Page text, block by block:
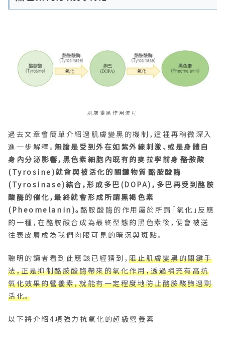
肌膚變黑作用流程
過去文章曾簡單介紹過肌膚變黑的機制，這裡再稍微深入
進一步解釋。 無論是受到外在如紫外線刺激、或是身體自
身內分泌影響，黑色素細胞內既有的麥拉寧前身――酪胺酸
(Tyrosine)就會與被活化的關鍵物質――酪胺酸酶
(Tyrosinase)結合，形成多巴(DOPA)，多巴再受到酪胺
酸酶的催化，最終就會形成所謂黑褐色素
(Pheomelanin)。 酪胺酸酶的作用屬於所謂「氧化」反應
的一種，在酪胺酸合成為最終型態的黑色素後，便會被送
往表皮層成為我們肉眼可見的暗沉與斑點。
聰明的讀者看到此應該已經猜到，阻止肌膚變黑的關鍵手
法，正是抑制酪胺酸酶帶來的氧化作用，透過補充有高抗
氧化效果的營養素，就能有一定程度地防止酪胺酸酶過剩
活化。
以下將介紹4項強力抗氧化的超級營養素